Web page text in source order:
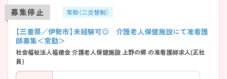
募集停止 常勤（二交替制）
【三重県／伊勢市】未経験可◎ 介護老人保健施設にて准看護
師募集＜常勤＞
社会福祉法人福徳会 介護老人保健施設 上野の郷 の准看護師求人(正社
員)